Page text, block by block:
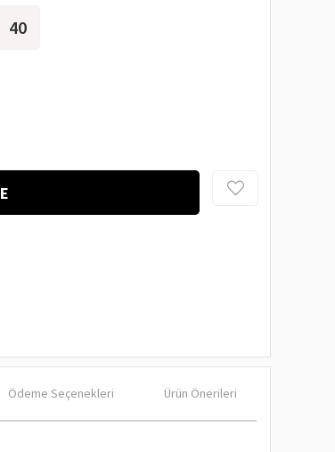
40
Ödeme Seçenekleri Ürün Önerileri